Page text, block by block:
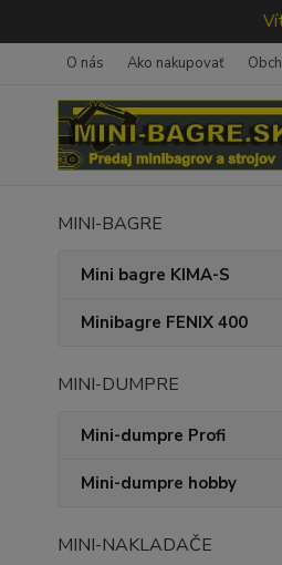
O nás Ako nakupovať
MINI-BAGRE
Mini bagre KIMA-S
Minibagre FENIX 400
MINI-DUMPRE
Mini-dumpre Profi
Mini-dumpre hobby
MINI-NAKLADAČE